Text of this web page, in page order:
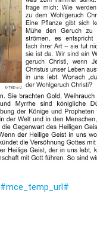
#mce_temp_url#